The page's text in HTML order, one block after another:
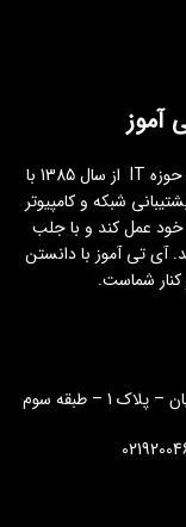
آموز
گروه فنی و مهندسی ایتی اموز ارئه دهنده خدمات حوزه IT از سال 1385 با
شبکه و کامپیوتر
خود عمل کند و با جلب
آی تی آموز با دانستن
شماست.
– طبقه سوم